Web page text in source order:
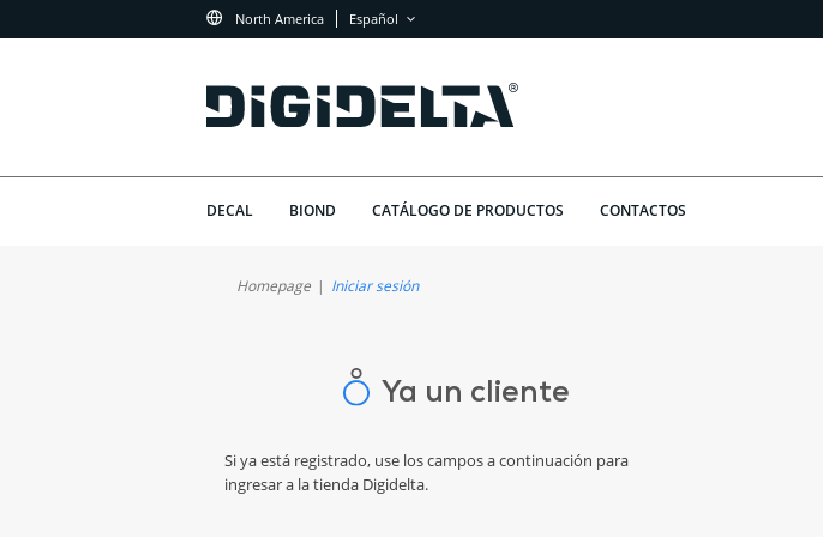
North America Español
DECAL BIOND CATÁLOGO DE PRODUCTOS CONTACTOS
Homepage Iniciar sesión
Ya un cliente
Si ya está registrado, use los campos a continuación para
ingresar a la tienda Digidelta.